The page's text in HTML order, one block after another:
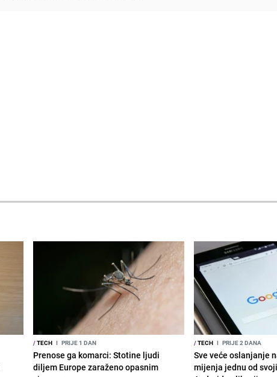
/TECH I PRIJE 1 DAN
Prenose ga komarci: Stotine ljudi
diljem Europe zaraženo opasnim
/TECH I PRIJE 2 DANA
Sve veće oslanjanje
mijenja jednu od